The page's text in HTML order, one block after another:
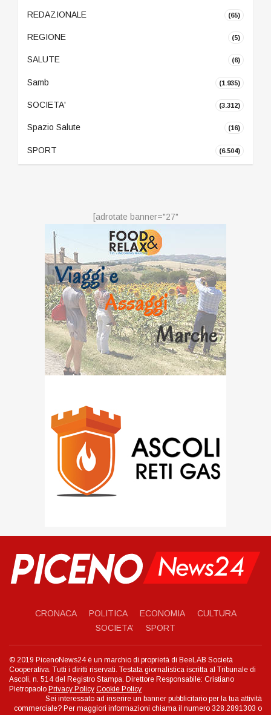
REDAZIONALE (65)
REGIONE (5)
SALUTE (6)
Samb (1.935)
SOCIETA' (3.312)
Spazio Salute (16)
SPORT (6.504)
[adrotate banner="27"
CRONACA POLITICA ECONOMIA
CULTURA
SOCIETA’
SPORT
© 2019 PicenoNews24 è un marchio di proprietà di BeeLAB Società
Cooperativa. Tutti i diritti riservati. Testata giornalistica iscritta al Tribunale di
Ascoli, n. 514 del Registro Stampa. Direttore Responsabile: Cristiano
Pietropaolo Privacy Policy Cookie Policy
Sei interessato ad inserire un banner pubblicitario per la tua attività
commerciale? Per maggiori informazioni chiama il numero 328.2891303 o